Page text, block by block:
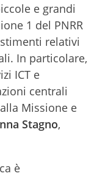
e grandi
1 del PNRR
relativi
In particolare,
ICT e
centrali
Missione e
Stagno,
è